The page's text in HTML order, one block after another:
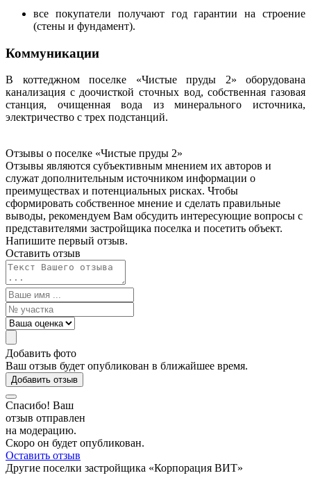
все покупатели получают год гарантии на строение
(стены и фундамент).
Коммуникации
В коттеджном поселке «Чистые пруды 2» оборудована
канализация с доочисткой сточных вод, собственная газовая
станция, очищенная вода из минерального источника,
электричество с трех подстанций.
Отзывы о поселке «Чистые пруды 2»
Отзывы являются субъективным мнением их авторов и
служат дополнительным источником информации о
преимуществах и потенциальных рисках. Чтобы
сформировать собственное мнение и сделать правильные
выводы, рекомендуем Вам обсудить интересующие вопросы с
представителями застройщика поселка и посетить объект.
Напишите первый отзыв.
Оставить отзыв
Добавить фото
Ваш отзыв будет опубликован в ближайшее время.
Добавить отзыв
Спасибо! Ваш
отзыв отправлен
на модерацию.
Скоро он будет опубликован.
Оставить отзыв
Другие поселки застройщика «Корпорация ВИТ»